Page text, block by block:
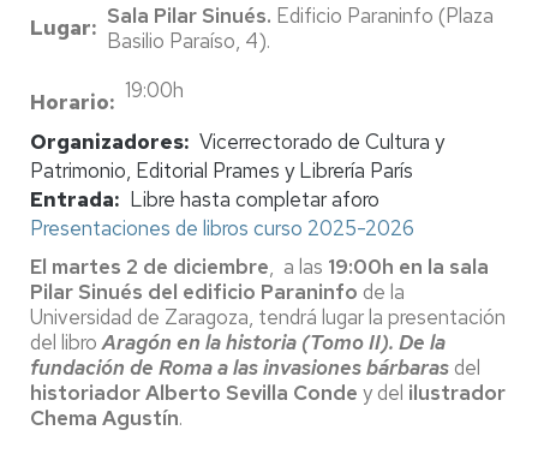
Lugar
Sala Pilar Sinués. Edificio Paraninfo (Plaza
Basilio Paraíso, 4).
Horario
19:00h
Organizadores Vicerrectorado de Cultura y
Patrimonio, Editorial Prames y Librería París
Entrada
Libre hasta completar aforo
Presentaciones de libros curso 2025-2026
El martes 2 de diciembre, a las 19:00h en la sala
Pilar Sinués del edificio Paraninfo de la
Universidad de Zaragoza, tendrá lugar la presentación
del libroAragón en la historia (Tomo II). De la
fundación de Roma a las invasiones bárbarasdel
historiadorAlberto Sevilla Conde y del ilustrador
Chema Agustín.